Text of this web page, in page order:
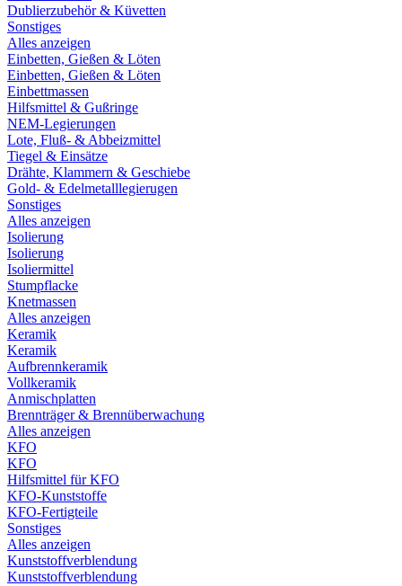
Dublierzubehör & Küvetten
Sonstiges
Alles anzeigen
Einbetten, Gießen & Löten
Einbetten, Gießen & Löten
Einbettmassen
Hilfsmittel & Gußringe
NEM-Legierungen
Lote, Fluß- & Abbeizmittel
Tiegel & Einsätze
Drähte, Klammern & Geschiebe
Gold- & Edelmetalllegierugen
Sonstiges
Alles anzeigen
Isolierung
Isolierung
Isoliermittel
Stumpflacke
Knetmassen
Alles anzeigen
Keramik
Keramik
Aufbrennkeramik
Vollkeramik
Anmischplatten
Brennträger & Brennüberwachung
Alles anzeigen
KFO
KFO
Hilfsmittel für KFO
KFO-Kunststoffe
KFO-Fertigteile
Sonstiges
Alles anzeigen
Kunststoffverblendung
Kunststoffverblendung